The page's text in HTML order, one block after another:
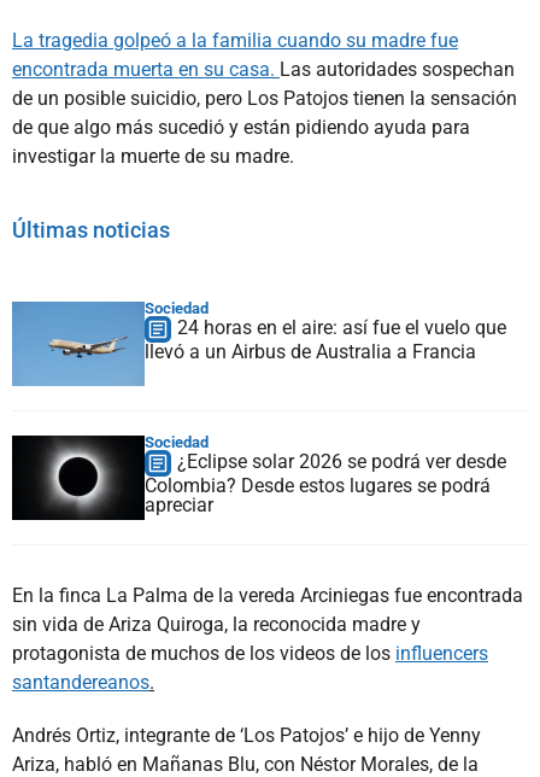
La tragedia golpeó a la familia cuando su madre fue
encontrada muerta en su casa. Las autoridades sospechan
de un posible suicidio, pero Los Patojos tienen la sensación
de que algo más sucedió y están pidiendo ayuda para
investigar la muerte de su madre.
Últimas noticias
Sociedad
24 horas en el aire: así fue el vuelo que
llevó a un Airbus de Australia a Francia
Sociedad
¿Eclipse solar 2026 se podrá ver desde
Colombia? Desde estos lugares se podrá
apreciar
En la finca La Palma de la vereda Arciniegas fue encontrada
sin vida de Ariza Quiroga, la reconocida madre y
protagonista de muchos de los videos de los influencers
santandereanos.
Andrés Ortiz, integrante de ‘Los Patojos’ e hijo de Yenny
Ariza, habló en Mañanas Blu, con Néstor Morales, de la